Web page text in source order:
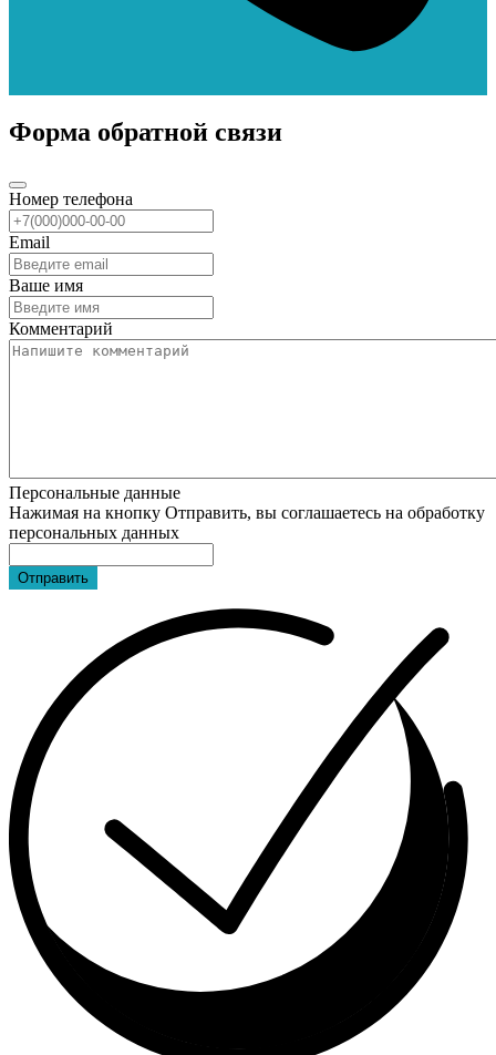
Форма обратной связи
Номер телефона
Email
Ваше имя
Комментарий
Персональные данные
Нажимая на кнопку Отправить, вы соглашаетесь на обработку
персональных данных
Отправить